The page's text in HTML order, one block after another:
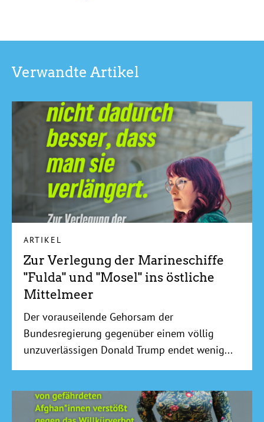
Verwandte Artikel
ARTIKEL
Zur Verlegung der Marineschiffe
"Fulda" und "Mosel" ins östliche
Mittelmeer
Der vorauseilende Gehorsam der
Bundesregierung gegenüber einem völlig
unzuverlässigen Donald Trump endet wenig...